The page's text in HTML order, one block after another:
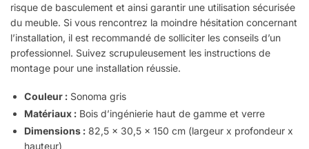
risque de basculement et ainsi garantir une utilisation sécurisée
du meuble. Si vous rencontrez la moindre hésitation concernant
l’installation, il est recommandé de solliciter les conseils d’un
professionnel. Suivez scrupuleusement les instructions de
montage pour une installation réussie.
Couleur : Sonoma gris
Matériaux : Bois d’ingénierie haut de gamme et verre
Dimensions : 82,5 x 30,5 x 150 cm (largeur x profondeur x
hauteur)